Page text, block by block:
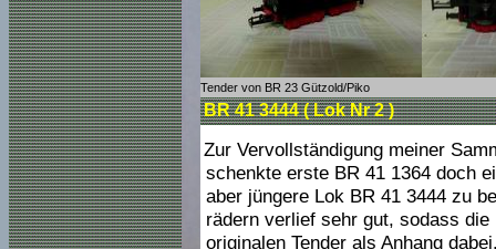
Tender von BR 23 Gützold/Piko
BR 41 3444 ( Lok Nr 2 )
Zur Vervollständigung meiner
schenkte erste BR 41 1364 doch
aber jüngere Lok BR 41 3444 zu
rädern verlief sehr gut, sodass
originalen Tender als Anhang